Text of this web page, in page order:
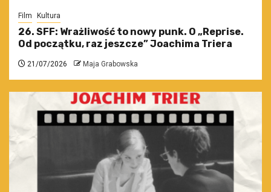
Film Kultura
26. SFF: Wrażliwość to nowy punk. O „Reprise.
Od początku, raz jeszcze” Joachima Triera
21/07/2026 Maja Grabowska